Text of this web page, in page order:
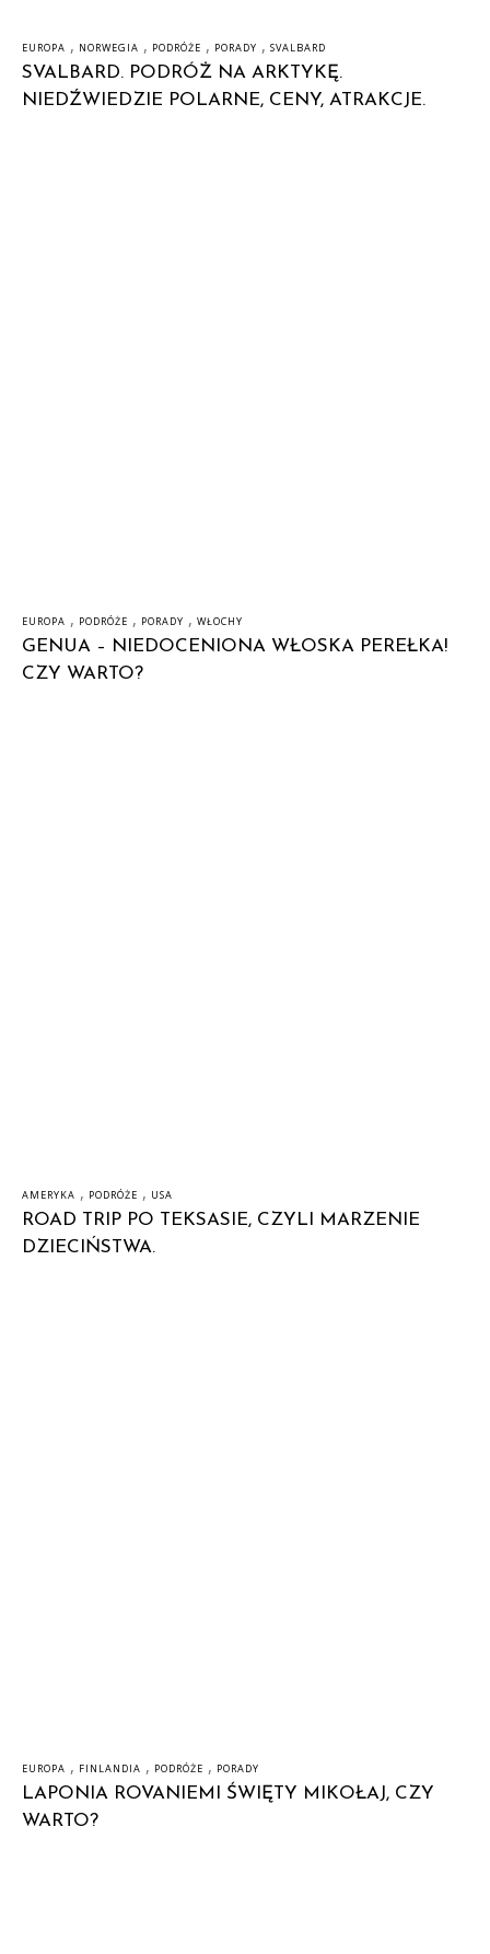
EUROPA , NORWEGIA , PODRÓŻE , PORADY , SVALBARD
SVALBARD. PODRÓŻ NA ARKTYKĘ.
NIEDŹWIEDZIE POLARNE, CENY, ATRAKCJE.
EUROPA , PODRÓŻE , PORADY , WŁOCHY
GENUA – NIEDOCENIONA WŁOSKA PEREŁKA!
CZY WARTO?
AMERYKA , PODRÓŻE , USA
ROAD TRIP PO TEKSASIE, CZYLI MARZENIE
DZIECIŃSTWA.
EUROPA , FINLANDIA , PODRÓŻE , PORADY
LAPONIA ROVANIEMI ŚWIĘTY MIKOŁAJ, CZY
WARTO?